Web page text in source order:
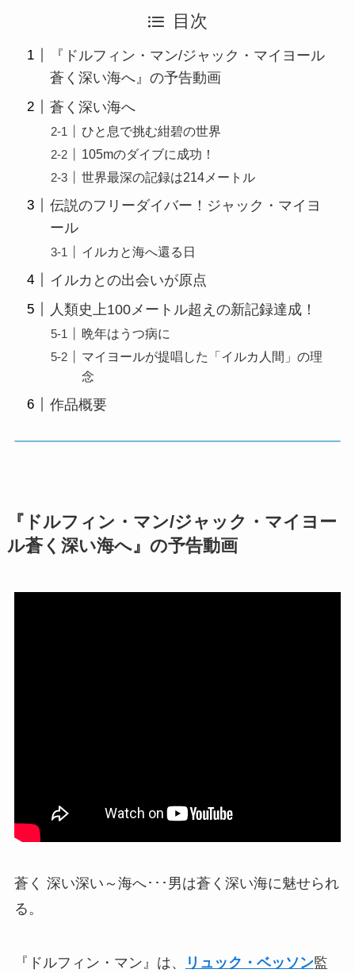
目次
『ドルフィン・マン/ジャック・マイヨール
蒼く深い海へ』の予告動画
蒼く深い海へ
ひと息で挑む紺碧の世界
105mのダイブに成功！
世界最深の記録は214メートル
伝説のフリーダイバー！ジャック・マイヨ
ール
イルカと海へ還る日
イルカとの出会いが原点
人類史上100メートル超えの新記録達成！
晩年はうつ病に
マイヨールが提唱した「イルカ人間」の理
念
作品概要
『ドルフィン・マン/ジャック・マイヨー
ル蒼く深い海へ』の予告動画
蒼く 深い深い～海へ･･･男は蒼く深い海に魅せられ
る。
『ドルフィン・マン』は、 リュック・ベッソン監